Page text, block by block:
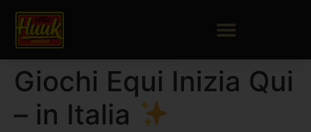
Giochi Equi Inizia Qui
– in Italia